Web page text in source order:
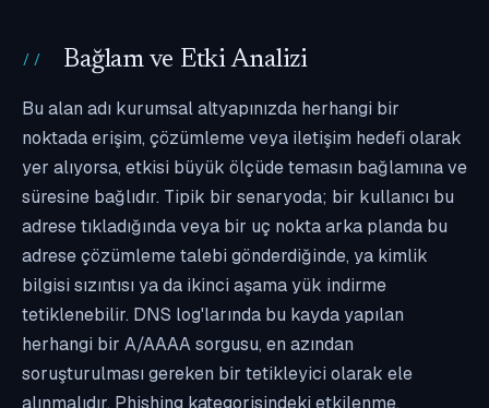
Bağlam ve Etki Analizi
Bu alan adı kurumsal altyapınızda herhangi bir
noktada erişim, çözümleme veya iletişim hedefi olarak
yer alıyorsa, etkisi büyük ölçüde temasın bağlamına ve
süresine bağlıdır. Tipik bir senaryoda; bir kullanıcı bu
adrese tıkladığında veya bir uç nokta arka planda bu
adrese çözümleme talebi gönderdiğinde, ya kimlik
bilgisi sızıntısı ya da ikinci aşama yük indirme
tetiklenebilir. DNS log'larında bu kayda yapılan
herhangi bir A/AAAA sorgusu, en azından
soruşturulması gereken bir tetikleyici olarak ele
alınmalıdır. Phishing kategorisindeki etkilenme,